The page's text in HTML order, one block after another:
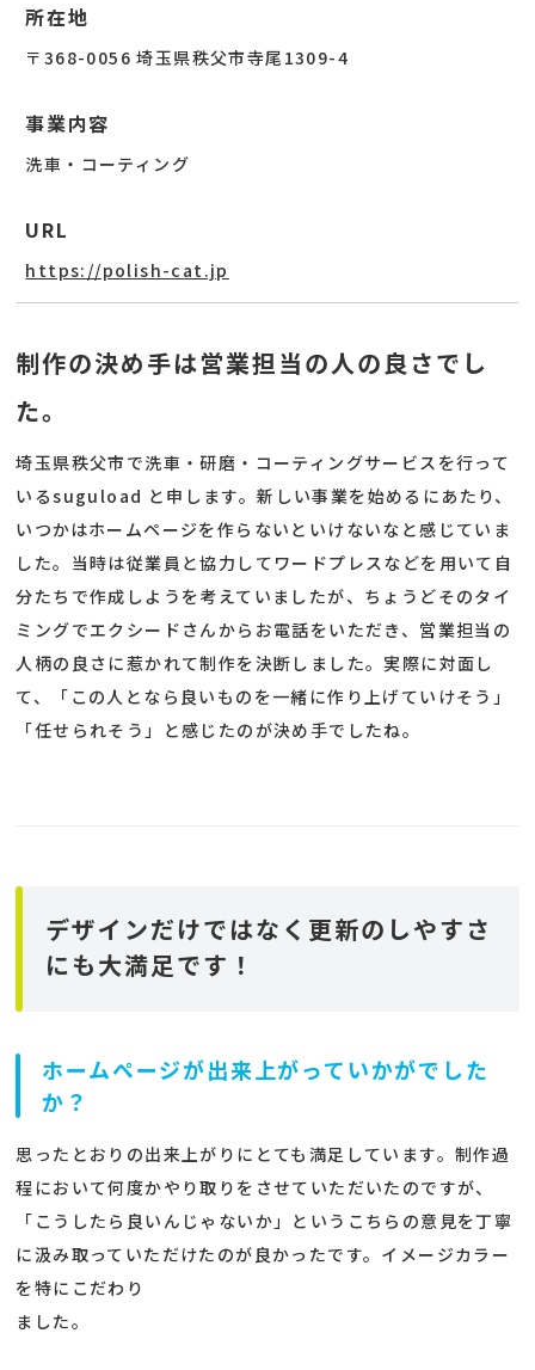
所在地
〒368-0056 埼玉県秩父市寺尾1309-4
事業内容
洗車・コーティング
URL
https://polish-cat.jp
制作の決め手は営業担当の人の良さでし
た。
埼玉県秩父市で洗車・研磨・コーティングサービスを行って
いるsuguload と申します。新しい事業を始めるにあたり、
いつかはホームページを作らないといけないなと感じていま
した。当時は従業員と協力してワードプレスなどを用いて自
分たちで作成しようを考えていましたが、ちょうどそのタイ
ミングでエクシードさんからお電話をいただき、営業担当の
人柄の良さに惹かれて制作を決断しました。実際に対面し
て、「この人となら良いものを一緒に作り上げていけそう」
「任せられそう」と感じたのが決め手でしたね。
デザインだけではなく更新のしやすさ
にも大満足です！
ホームページが出来上がっていかがでした
か？
思ったとおりの出来上がりにとても満足しています。制作過
程において何度かやり取りをさせていただいたのですが、
「こうしたら良いんじゃないか」というこちらの意見を丁寧
に汲み取っていただけたのが良かったです。イメージカラー
を特にこだわり
ました。